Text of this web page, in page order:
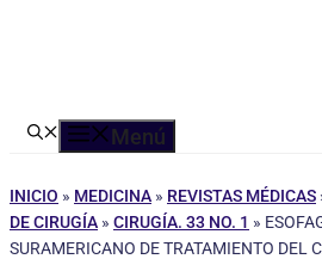
Menú
INICIO » MEDICINA » REVISTAS MÉDICAS
DE CIRUGÍA » CIRUGÍA. 33 NO. 1 »
SURAMERICANO DE TRATAMIENTO DEL